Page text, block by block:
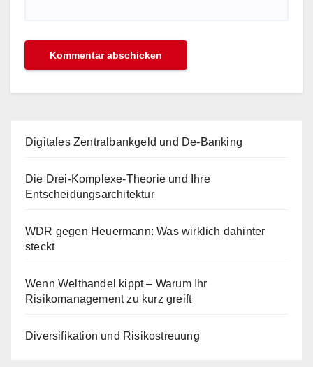
Digitales Zentralbankgeld und De-Banking
Die Drei-Komplexe-Theorie und Ihre
Entscheidungsarchitektur
WDR gegen Heuermann: Was wirklich dahinter
steckt
Wenn Welthandel kippt – Warum Ihr
Risikomanagement zu kurz greift
Diversifikation und Risikostreuung